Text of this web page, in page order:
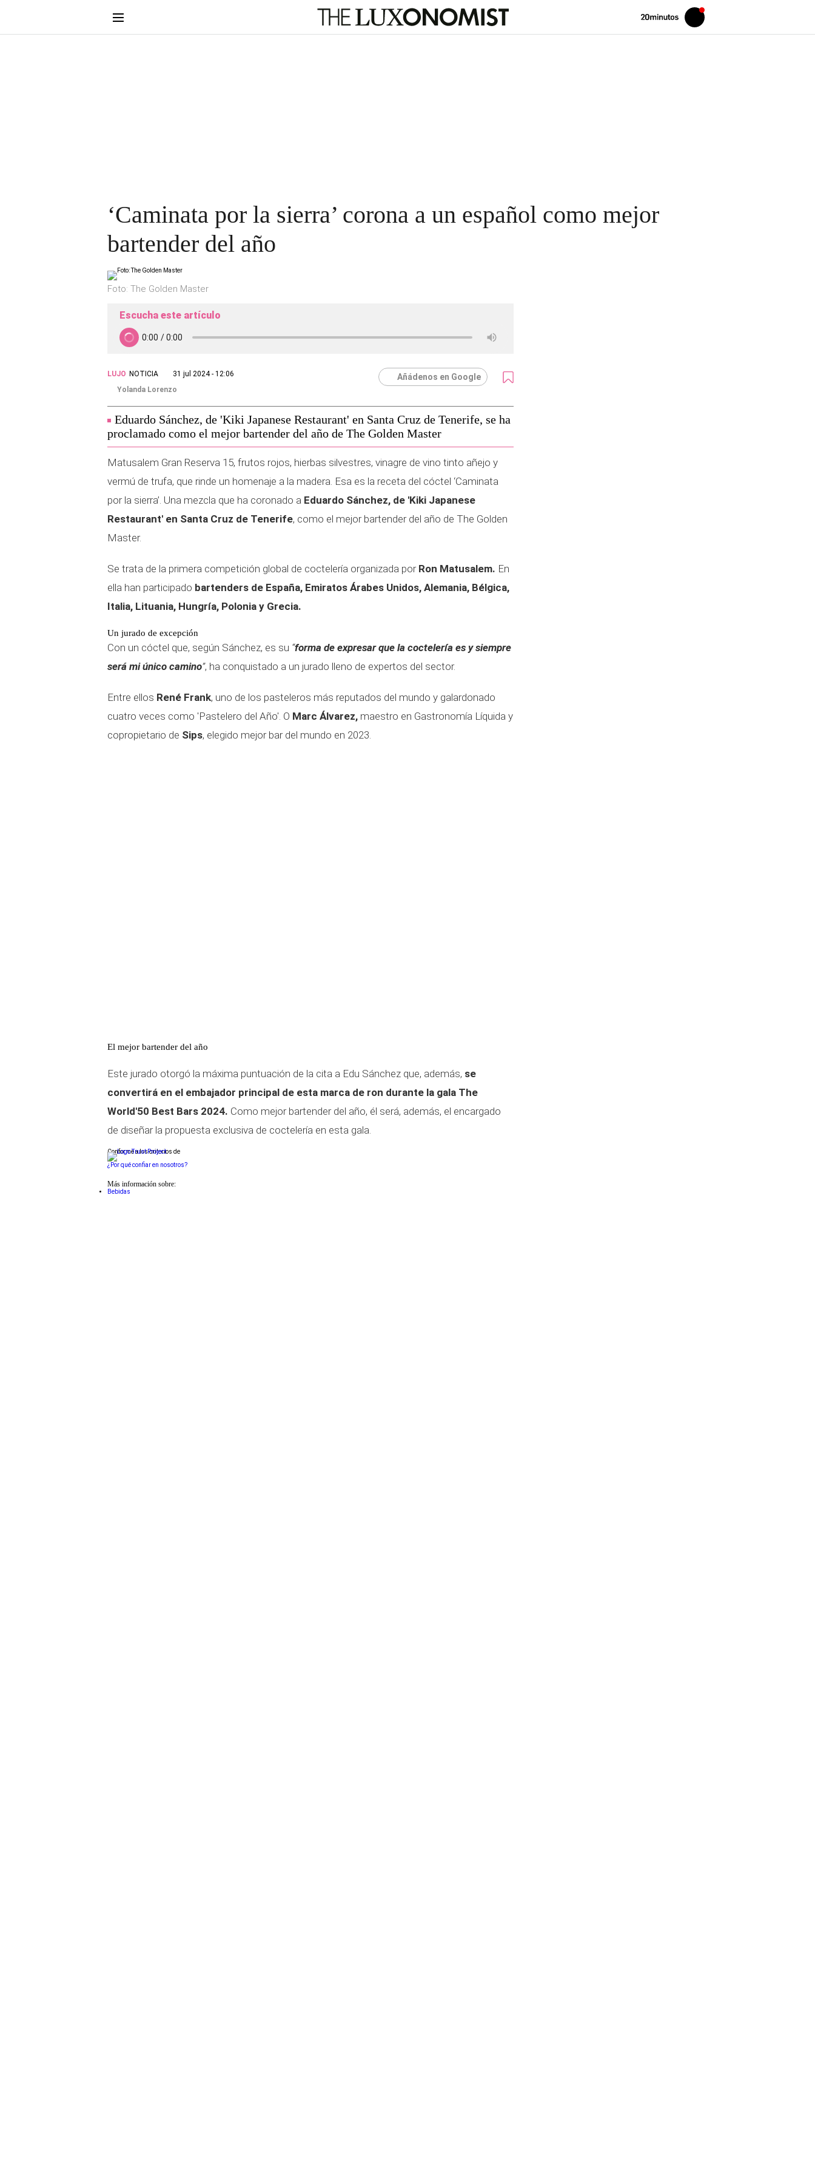
Volver
Iniciar
sesión
‘Caminata por la sierra’ corona a un español como mejor
bartender del año
Foto: The Golden Master
Escucha este artículo
LUJO NOTICIA
31 jul 2024 - 12:06
Yolanda Lorenzo
Añádenos en Google
Eduardo Sánchez, de 'Kiki Japanese Restaurant' en Santa Cruz de Tenerife, se ha
proclamado como el mejor bartender del año de The Golden Master
Matusalem Gran Reserva 15, frutos rojos, hierbas silvestres, vinagre de vino tinto añejo y
vermú de trufa, que rinde un homenaje a la madera. Esa es la receta del cóctel ‘Caminata
por la sierra’. Una mezcla que ha coronado a Eduardo Sánchez, de 'Kiki Japanese
Restaurant' en Santa Cruz de Tenerife, como el mejor bartender del año de The Golden
Master.
Se trata de la primera competición global de coctelería organizada por Ron Matusalem. En
ella han participado bartenders de España, Emiratos Árabes Unidos, Alemania, Bélgica,
Italia, Lituania, Hungría, Polonia y Grecia.
Un jurado de excepción
Con un cóctel que, según Sánchez, es su “forma de expresar que la coctelería es y siempre
será mi único camino”, ha conquistado a un jurado lleno de expertos del sector.
Entre ellos René Frank, uno de los pasteleros más reputados del mundo y galardonado
cuatro veces como 'Pastelero del Año'. O Marc Álvarez, maestro en Gastronomía Líquida y
copropietario de Sips, elegido mejor bar del mundo en 2023.
El mejor bartender del año
Este jurado otorgó la máxima puntuación de la cita a Edu Sánchez que, además, se
convertirá en el embajador principal de esta marca de ron durante la gala The
World'50 Best Bars 2024. Como mejor bartender del año, él será, además, el encargado
de diseñar la propuesta exclusiva de coctelería en esta gala.
Conforme a los criterios de
¿Por qué confiar en nosotros?
Más información sobre:
Bebidas